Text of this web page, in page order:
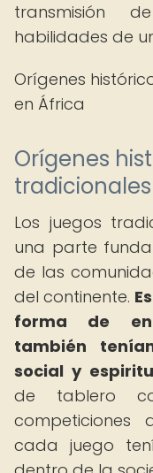
transmisión
habilidades de
Orígenes
en África
Orígenes
Los juegos
una parte
de las
del continente.
forma de
también
social y
de tablero
competiciones
cada juego